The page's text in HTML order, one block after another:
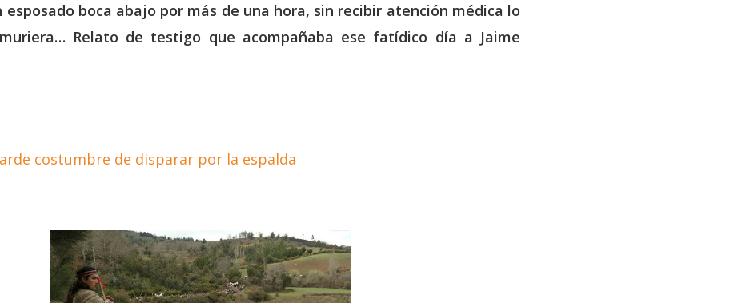
esposado boca abajo por más de una hora, sin recibir atención médica lo
Relato de testigo que acompañaba ese fatídico día a Jaime
costumbre de disparar por la espalda